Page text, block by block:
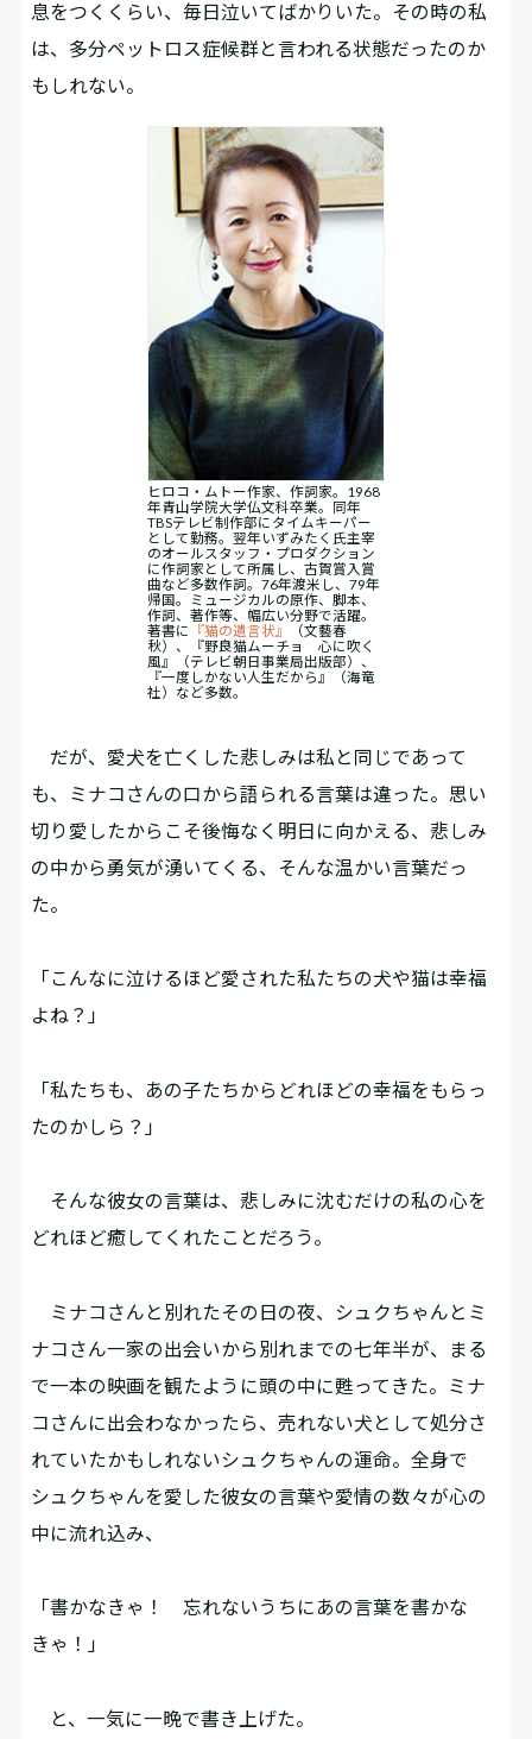
息をつくくらい、毎日泣いてばかりいた。その時の私
は、多分ペットロス症候群と言われる状態だったのか
もしれない。
ヒロコ・ムトー作家、作詞家。1968
年青山学院大学仏文科卒業。同年
TBSテレビ制作部にタイムキーパー
として勤務。翌年いずみたく氏主宰
のオールスタッフ・プロダクション
に作詞家として所属し、古賀賞入賞
曲など多数作詞。76年渡米し、79年
帰国。ミュージカルの原作、脚本、
作詞、著作等、幅広い分野で活躍。
著書に
『猫の遺言状』
（文藝春
秋）、『野良猫ムーチョ 心に吹く
風』（テレビ朝日事業局出版部）、
『一度しかない人生だから』（海竜
社）など多数。
だが、愛犬を亡くした悲しみは私と同じであって
も、ミナコさんの口から語られる言葉は違った。思い
切り愛したからこそ後悔なく明日に向かえる、悲しみ
の中から勇気が湧いてくる、そんな温かい言葉だっ
た。
「こんなに泣けるほど愛された私たちの犬や猫は幸福
よね？」
「私たちも、あの子たちからどれほどの幸福をもらっ
たのかしら？」
そんな彼女の言葉は、悲しみに沈むだけの私の心を
どれほど癒してくれたことだろう。
ミナコさんと別れたその日の夜、シュクちゃんとミ
ナコさん一家の出会いから別れまでの七年半が、まる
で一本の映画を観たように頭の中に甦ってきた。ミナ
コさんに出会わなかったら、売れない犬として処分さ
れていたかもしれないシュクちゃんの運命。全身で
シュクちゃんを愛した彼女の言葉や愛情の数々が心の
中に流れ込み、
「書かなきゃ！ 忘れないうちにあの言葉を書かな
きゃ！」
と、一気に一晩で書き上げた。